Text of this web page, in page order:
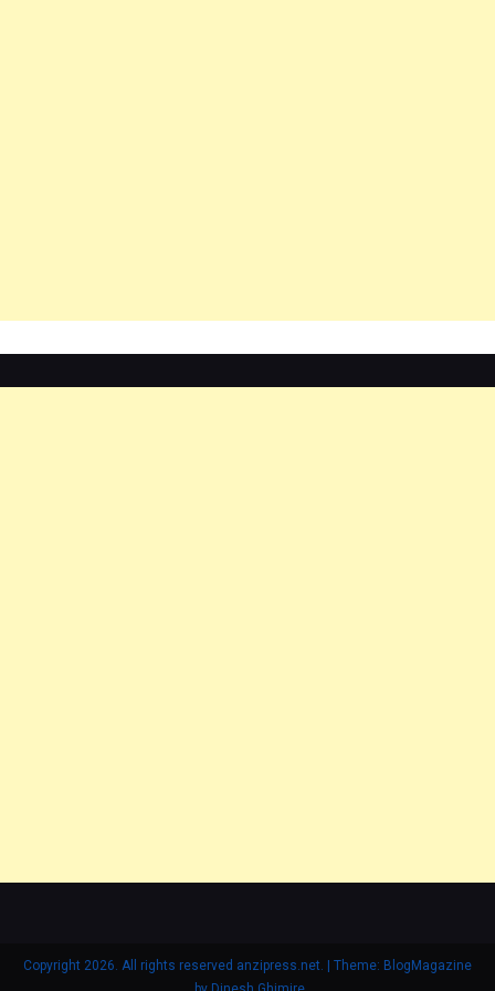
Copyright 2026. All rights reserved anzipress.net. | Theme: BlogMagazine